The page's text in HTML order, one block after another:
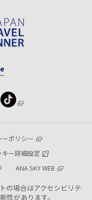
ポリシー
キー詳細設定
ANA SKY WEB
の場合はアクセシビリテ
性があります。